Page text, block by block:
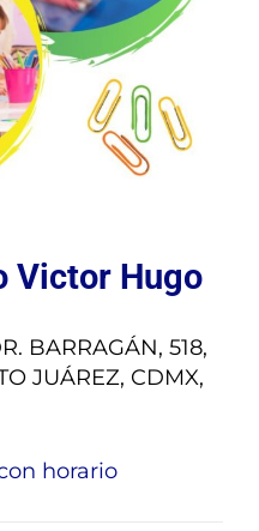
Victor Hugo
BARRAGÁN, 518,
JUÁREZ, CDMX,
horario